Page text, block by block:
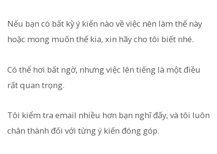
Nếu bạn có bất kỳ ý kiến nào về việc nên làm thế này
hoặc mong muốn thế kia, xin hãy cho tôi biết nhé.
Có thể hơi bất ngờ, nhưng việc lên tiếng là một điều
rất quan trọng.
Tôi kiểm tra email nhiều hơn bạn nghĩ đấy, và tôi luôn
chân thành đối với từng ý kiến đóng góp.